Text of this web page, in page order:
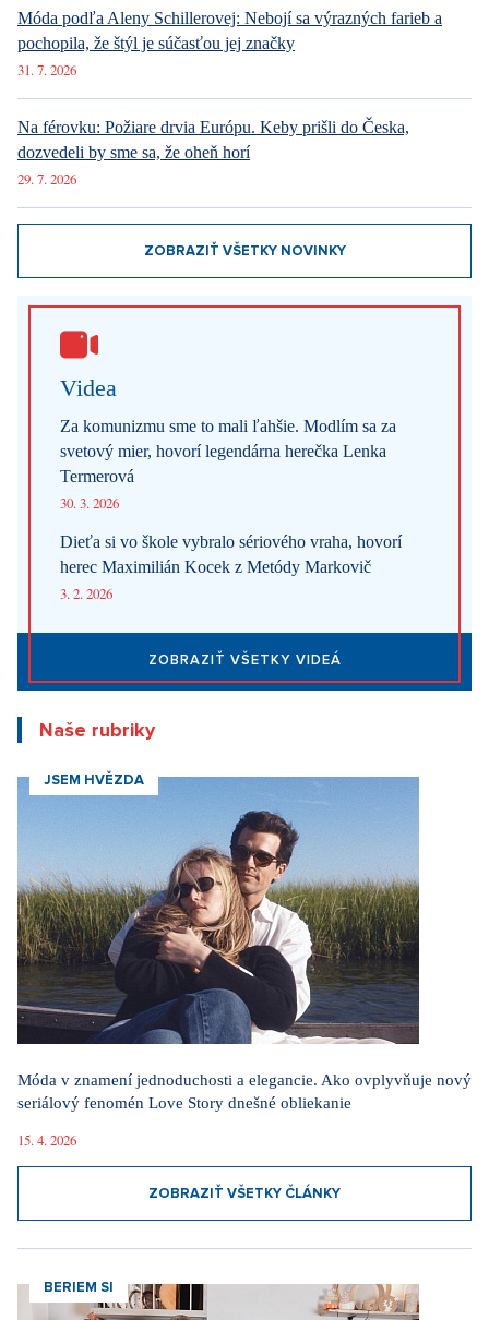
Móda podľa Aleny Schillerovej: Nebojí sa výrazných farieb a
pochopila, že štýl je súčasťou jej značky
31. 7. 2026
Na férovku: Požiare drvia Európu. Keby prišli do Česka,
dozvedeli by sme sa, že oheň horí
29. 7. 2026
ZOBRAZIŤ VŠETKY NOVINKY
Videa
Za komunizmu sme to mali ľahšie. Modlím sa za
svetový mier, hovorí legendárna herečka Lenka
Termerová
30. 3. 2026
Dieťa si vo škole vybralo sériového vraha, hovorí
herec Maximilián Kocek z Metódy Markovič
3. 2. 2026
ZOBRAZIŤ VŠETKY VIDEÁ
Naše rubriky
JSEM HVĚZDA
Móda v znamení jednoduchosti a elegancie. Ako ovplyvňuje nový
seriálový fenomén Love Story dnešné obliekanie
15. 4. 2026
ZOBRAZIŤ VŠETKY ČLÁNKY
BERIEM SI